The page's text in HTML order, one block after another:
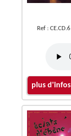
Ref : CE.CD.6
plus d'infos